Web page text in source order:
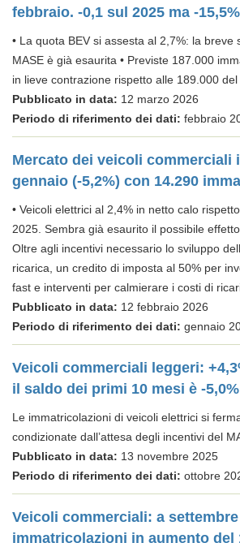
febbraio. -0,1 sul 2025 ma -
• La quota BEV si assesta al 2,7%: la breve
MASE è già esaurita • Previste 187.000
in lieve contrazione rispetto alle 189.000 del
Pubblicato in data: 12 marzo 2026
Periodo di riferimento dei dati: febbraio
Mercato dei veicoli commerciali
gennaio (-5,2%) con 14.290
• Veicoli elettrici al 2,4% in netto calo
2025. Sembra già esaurito il possibile
Oltre agli incentivi necessario lo sviluppo
ricarica, un credito di imposta al 50% per
fast e interventi per calmierare i costi di
Pubblicato in data: 12 febbraio 2026
Periodo di riferimento dei dati: gennaio
Veicoli commerciali leggeri:
il saldo dei primi 10 mesi è -5,0%
Le immatricolazioni di veicoli elettrici si
condizionate dall’attesa degli incentivi del
Pubblicato in data: 13 novembre 2025
Periodo di riferimento dei dati: ottobre
Veicoli commerciali: a settembre
immatricolazioni in aumento del